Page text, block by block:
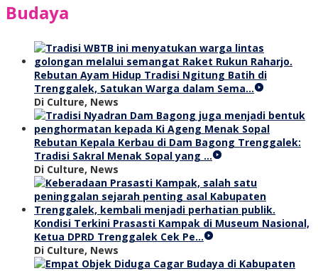
Budaya
Rebutan Ayam Hidup Tradisi Ngitung Batih di
Trenggalek, Satukan Warga dalam Sema…
Di Culture, News
Rebutan Kepala Kerbau di Dam Bagong Trenggalek:
Tradisi Sakral Menak Sopal yang …
Di Culture, News
Kondisi Terkini Prasasti Kampak di Museum Nasional,
Ketua DPRD Trenggalek Cek Pe…
Di Culture, News